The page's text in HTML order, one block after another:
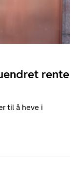
rente
til å heve i